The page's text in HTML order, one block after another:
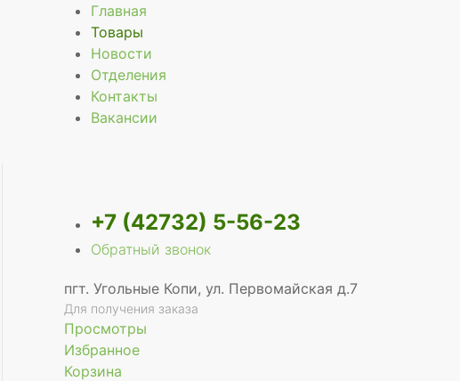
Главная
Товары
Новости
Отделения
Контакты
Вакансии
+7 (42732) 5-56-23
Обратный звонок
пгт. Угольные Копи, ул. Первомайская д.7
Для получения заказа
Просмотры
Избранное
Корзина